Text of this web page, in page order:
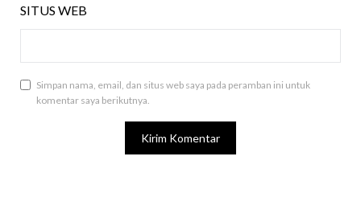
SITUS WEB
Simpan nama, email, dan situs web saya pada peramban ini untuk
komentar saya berikutnya.